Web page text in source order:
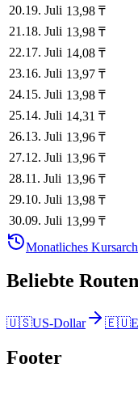
20.19. Juli 13,98 ₸
21 .18. Juli 13,98 ₸
22.17. Juli 14,08 ₸
23.16. Juli 13,97 ₸
24.15. Juli 13,98 ₸
25.14. Juli 14,31 ₸
26.13. Juli 13,96 ₸
27.12. Juli 13,96 ₸
28.11. Juli 13,96 ₸
29.10. Juli 13,98 ₸
30.09. Juli 13,99 ₸
Monatliches
Beliebte Routen
🇺🇸US-Dollar 🇪🇺
Footer